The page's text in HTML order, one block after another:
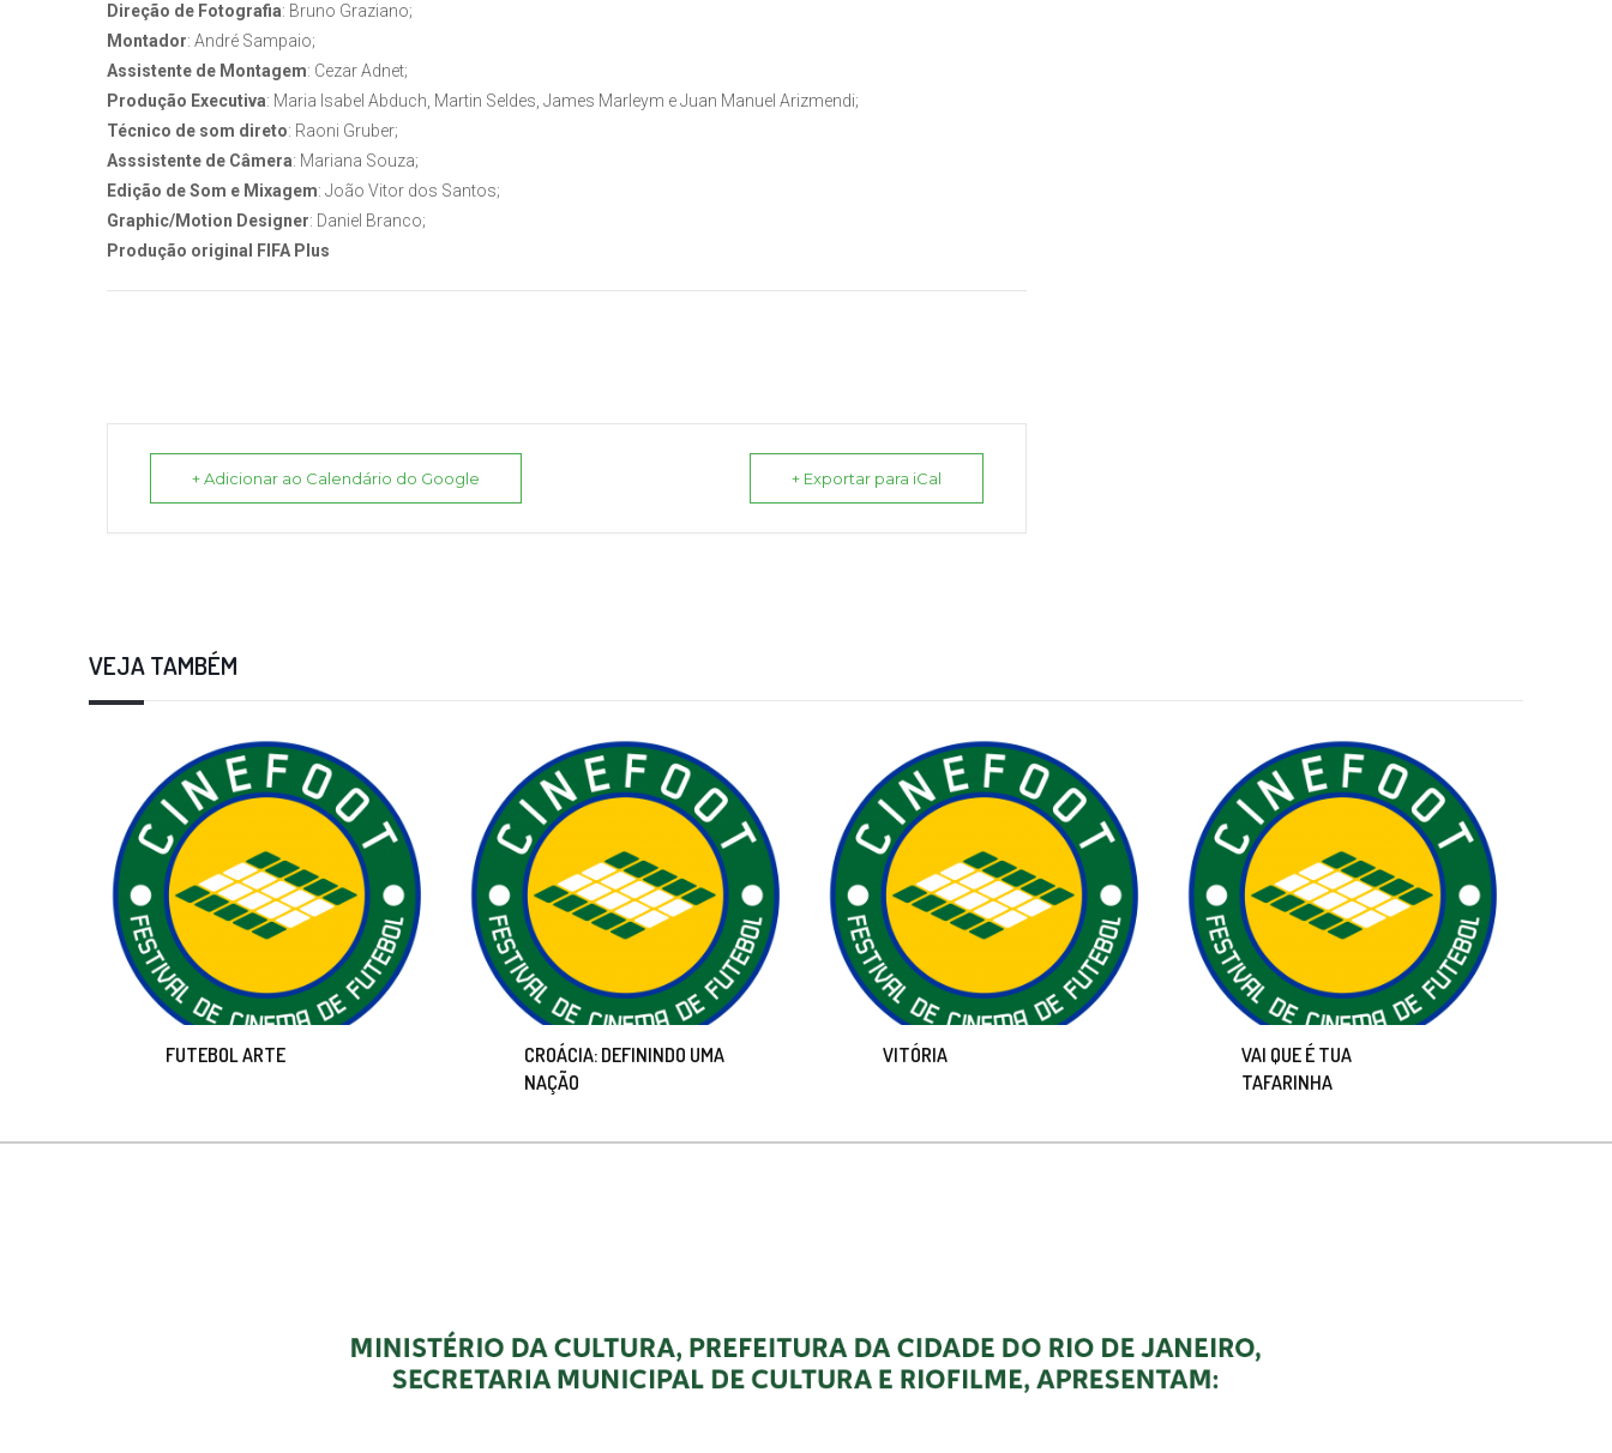
Direção de Fotografia: Bruno Graziano;
Montador: André Sampaio;
Assistente de Montagem: Cezar Adnet;
Produção Executiva: Maria Isabel Abduch, Martin Seldes, James Marleym e Juan Manuel Arizmendi;
Técnico de som direto: Raoni Gruber;
Asssistente de Câmera: Mariana Souza;
Edição de Som e Mixagem: João Vitor dos Santos;
Graphic/Motion Designer: Daniel Branco;
Produção original FIFA Plus
+ Adicionar ao Calendário do Google + Exportar para iCal
VEJA TAMBÉM
FUTEBOL ARTE
CROÁCIA: DEFININDO UMA
NAÇÃO
VITÓRIA
VAI QUE É TUA
TAFARINHA